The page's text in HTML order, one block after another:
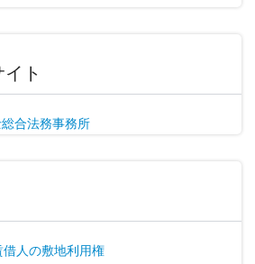
ト
合法務事務所
借人の敷地利用権